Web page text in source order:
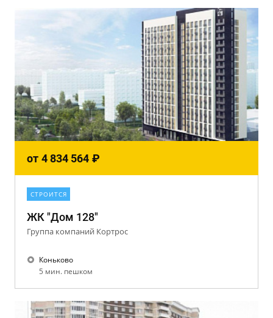
от 4 834 564 ₽
СТРОИТСЯ
ЖК "Дом 128"
Группа компаний Кортрос
Коньково
5 мин. пешком